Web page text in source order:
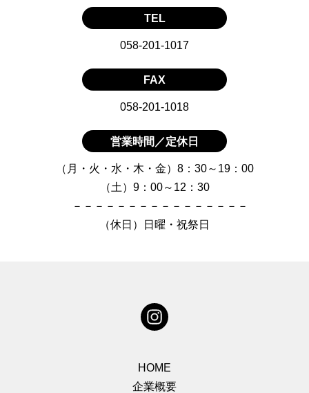
TEL
058-201-1017
FAX
058-201-1018
営業時間／定休日
（月・火・水・木・金）8：30～19：00
（土）9：00～12：30
－－－－－－－－－－－－－－－－
（休日）日曜・祝祭日
HOME
企業概要